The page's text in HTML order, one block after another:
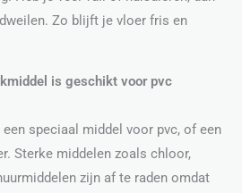
Zo blijft je vloer fris en
is geschikt voor pvc
speciaal middel voor pvc, of een
Sterke middelen zoals chloor,
zijn af te raden omdat